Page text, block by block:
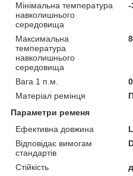
Мінімальна температура
навколишнього
середовища
-
Максимальна
температура
навколишнього
середовища
Вага 1 п.м.
Матеріал ремінця
Параметри ременя
Ефективна довжина
Відповідає вимогам
стандартів
Стійкість